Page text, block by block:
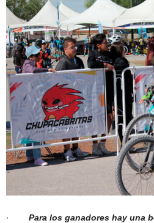
· Para los ganadores hay una